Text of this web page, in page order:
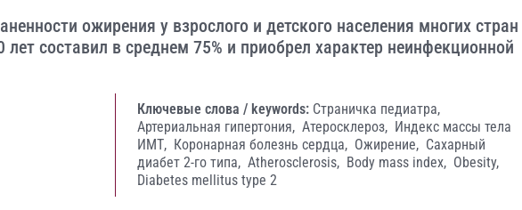
ожирения у взрослого и детского населения многих стран
лет составил в среднем 75% и приобрел характер неинфекционной
Ключевые слова / keywords: Страничка педиатра,
Артериальная гипертония, Атеросклероз, Индекс массы тела
ИМТ, Коронарная болезнь сердца, Ожирение, Сахарный
диабет 2-го типа, Atherosclerosis, Body mass index, Obesity,
Diabetes mellitus type 2